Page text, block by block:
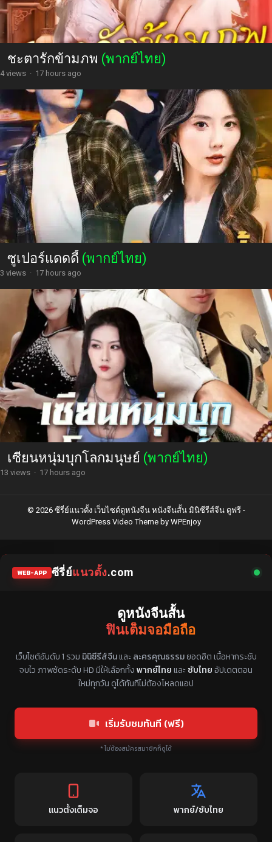
ชะตารักข้ามภพ (พากย์ไทย)
4 views · 17 hours ago
ซูเปอร์แดดดี้ (พากย์ไทย)
3 views · 17 hours ago
เซียนหนุ่มบุกโลกมนุษย์ (พากย์ไทย)
13 views · 17 hours ago
© 2026 ซีรี่ย์แนวตั้ง เว็บไซต์ดูหนังจีน หนังจีนสั้น มินิซีรีส์จีน ดูฟรี -
WordPress Video Themeby WPEnjoy
WEB-APP ซีรี่ย์แนวตั้ง.com
ดูหนังจีนสั้น
ฟินเต็มจอมือถือ
แหล่งรวมซีรี่ย์จีนแนวตั้ง พากย์ไทย ซับไทย
เว็บไซต์อันดับ 1 รวม มินิซีรีส์จีนและ ละครคุณธรรมยอดฮิต เนื้อหากระชับ
จบไว ภาพชัดระดับ HD มีให้เลือกทั้งพากย์ไทยและ ซับไทยอัปเดตตอน
ใหม่ทุกวัน ดูได้ทันทีไม่ต้องโหลดแอป
เริ่มรับชมทันที (ฟรี)
* ไม่ต้องสมัครสมาชิกก็ดูได้
แนวตั้งเต็มจอ พากย์/ซับไทย